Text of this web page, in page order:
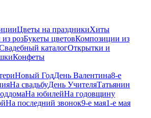
Цветы на праздникиХиты
розБукеты цветовКомпозиции из
каталогОткрытки и
Конфеты
Новый ГодДень Валентина8-е
На свадьбуДень УчителяТатьянин
На юбилейНа годовщину
На последний звонок9-е мая1-е мая